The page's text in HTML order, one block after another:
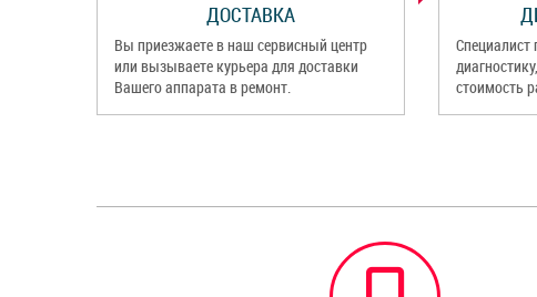
ДОСТАВКА
Вы приезжаете в наш сервисный центр
или вызываете курьера для доставки
Вашего аппарата в ремонт.
Специалист
стоимость